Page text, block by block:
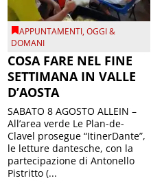
APPUNTAMENTI,OGGI &
DOMANI
COSA FARE NEL FINE
SETTIMANA IN VALLE
D’AOSTA
SABATO 8 AGOSTO ALLEIN –
All’area verde Le Plan-de-
Clavel prosegue “ItinerDante”,
le letture dantesche, con la
partecipazione di Antonello
Pistritto (...